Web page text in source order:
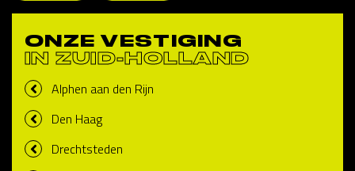
ONZE VESTIGING
IN ZUID-HOLLAND
Alphen aan den Rijn
Den Haag
Drechtsteden